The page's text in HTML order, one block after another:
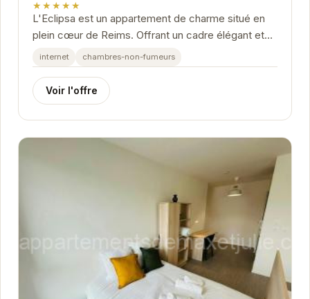
★★★★★
L'Eclipsa est un appartement de charme situé en
plein cœur de Reims. Offrant un cadre élégant et
confortable, il est idéal pour les couples, les...
internet chambres-non-fumeurs
Voir l'offre